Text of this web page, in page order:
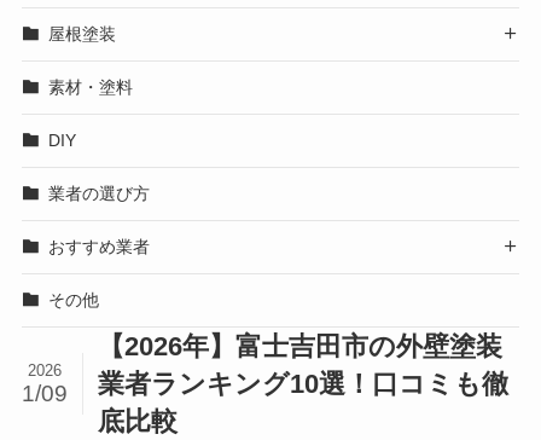
【2026年】富士吉田市の外壁塗装
業者ランキング10選！口コミも徹
底比較
2026
1/09
屋根塗装 
素材・塗料
DIY
業者の選び方
おすすめ業者 
その他